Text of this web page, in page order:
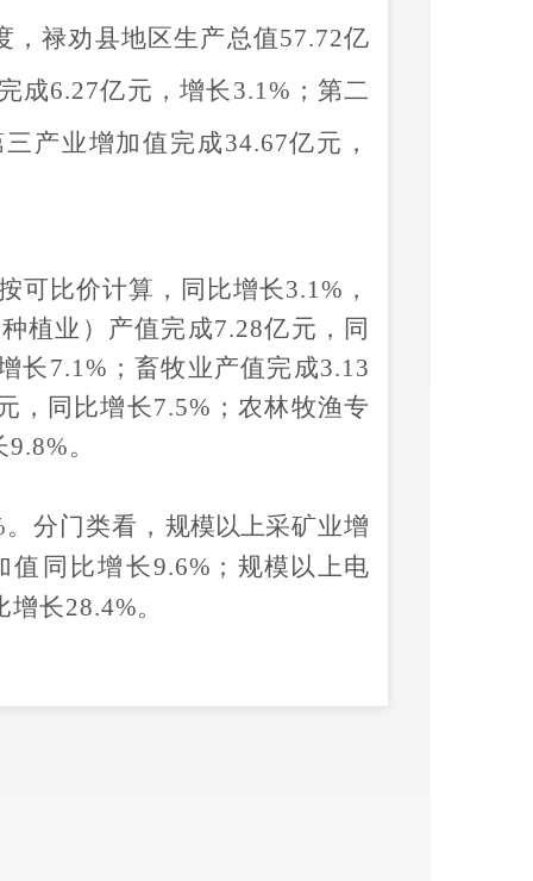
，禄劝县地区生产总值57.72亿
成6.27亿元 ，增长 3.1% ；第二
三产业增加值完成34.67亿元，
可比价计算， 同比增长3.1% ，
植业）产值完成7.28亿元 ，同
长 7.1% ；畜牧业产值完成3.13
，同比增长7.5% ；农林牧渔专
9.8%。
。分门类看， 规模以上采矿业增
值同比增长9.6% ；规模以上电
增长28.4%。